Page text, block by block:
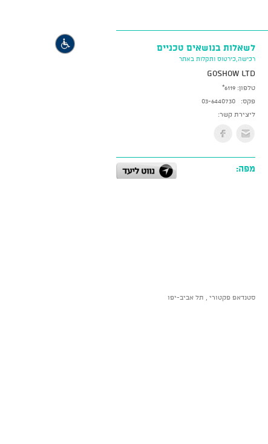
לשאלות בנושאים טכניים
רכישה,כירטוס ותקלות באתר
GoShow LTD
טלפון: *6119
פקס:
03-6440730
ליצירת קשר:
מפה:
סטנדאפ פקטורי , תל אביב-יפו